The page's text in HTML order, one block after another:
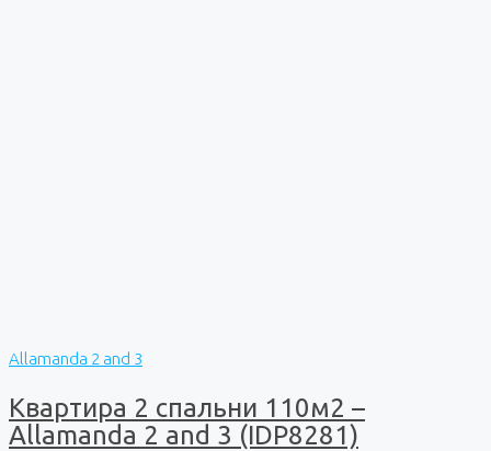
Allamanda 2 and 3
Квартира 2 спальни 110м2 –
Allamanda 2 and 3 (IDP8281)